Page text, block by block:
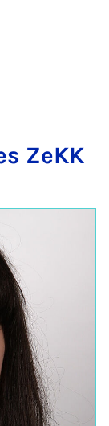
ZeKK